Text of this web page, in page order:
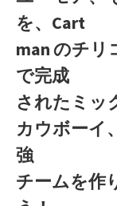
を、Cart
man のチリ
で完成
されたミッ
カウボーイ
強
チームを作